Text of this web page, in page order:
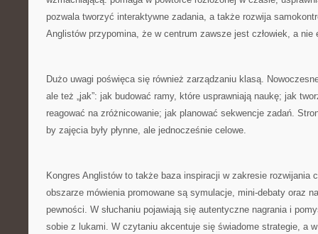
pozwala tworzyć interaktywne zadania, a także rozwija
Anglistów przypomina, że w centrum zawsze jest człowiek, a nie
Dużo uwagi poświęca się również zarządzaniu klasą.
ale też „jak”: jak budować ramy, które usprawniają naukę; jak
reagować na zróżnicowanie; jak planować sekwencje zadań.
by zajęcia były płynne, ale jednocześnie celowe.
Kongres Anglistów to także baza inspiracji w zakresie rozwijania
obszarze mówienia promowane są symulacje, mini-debaty oraz
pewności. W słuchaniu pojawiają się autentyczne nagrania i
sobie z lukami. W czytaniu akcentuje się świadome strategie, a